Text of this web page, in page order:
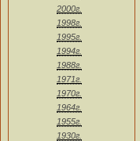
2000г.
1998г.
1995г.
1994г.
1988г.
1971г.
1970г.
1964г.
1955г.
1930г.